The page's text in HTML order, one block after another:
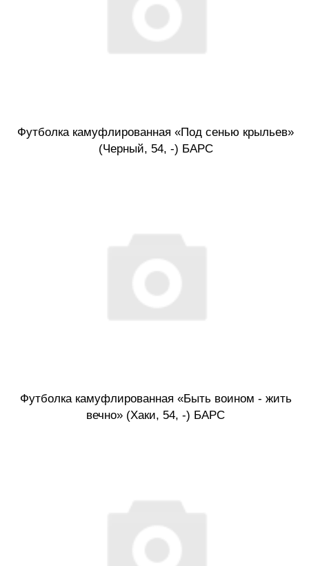
Футболка камуфлированная «Под сенью крыльев»
(Черный, 54, -) БАРС
Футболка камуфлированная «Быть воином - жить
вечно» (Хаки, 54, -) БАРС